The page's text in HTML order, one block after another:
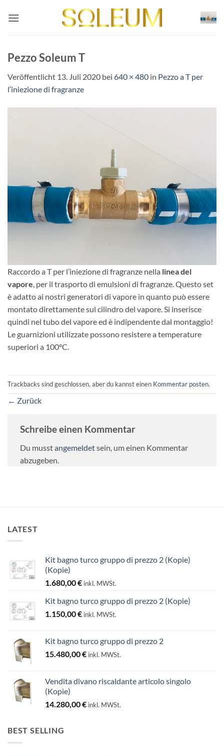
Inhalt
Pezzo Soleum T
Veröffentlicht 13. Juli 2020 bei 640 × 480 in Pezzo a T per
l’iniezione di fragranze
Raccordo a T per l’iniezione di fragranze nella linea del
vapore , per il trasporto di emulsioni di fragranze. Questo set
è adatto ai nostri generatori di vapore in quanto può essere
montato direttamente sul cilindro del vapore. Si inserisce
quindi nel tubo del vapore ed è indipendente dal montaggio!
Le guarnizioni utilizzate possono resistere a temperature
superiori a 100°C.
Trackbacks sind geschlossen, aber du kannst einen Kommentar posten.
← Zurück
Schreibe einen Kommentar
Du musstangemeldetsein, um einen Kommentar
abzugeben.
LATEST
Kit bagno turco gruppo di prezzo 2 (Kopie)
(Kopie)
1.680,00€ inkl. MWSt.
Kit bagno turco gruppo di prezzo 2 (Kopie)
1.150,00€ inkl. MWSt.
Kit bagno turco gruppo di prezzo 2
15.480,00€ inkl. MWSt.
Vendita divano riscaldante articolo singolo
(Kopie)
14.280,00€ inkl. MWSt.
BEST SELLING